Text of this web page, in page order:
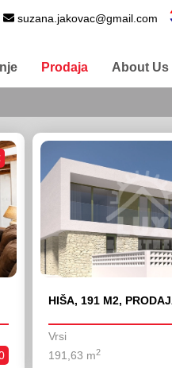
suzana.jakovac@gmail.com
Prodaja About Us
HIŠA, 191 M2,
Vrsi
191,63 m2